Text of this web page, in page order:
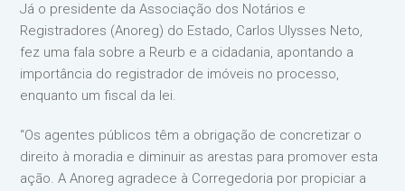
Já o presidente da Associação dos Notários e
Registradores (Anoreg) do Estado, Carlos Ulysses Neto,
fez uma fala sobre a Reurb e a cidadania, apontando a
importância do registrador de imóveis no processo,
enquanto um fiscal da lei.
“Os agentes públicos têm a obrigação de concretizar o
direito à moradia e diminuir as arestas para promover esta
ação. A Anoreg agradece à Corregedoria por propiciar a